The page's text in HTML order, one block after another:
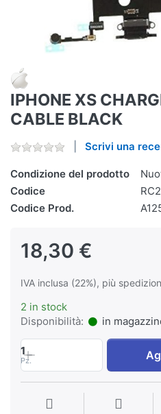
IPHONE XS
CABLE BLACK
Scrivi una
Condizione del prodotto
Codice
Codice Prod.
18,30 €
IVA inclusa (22%), più
2 in stock
Disponibilità:
in
1
Pz.